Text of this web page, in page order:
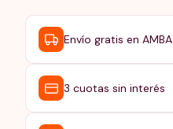
Envío gratis en AMBA
3 cuotas sin interés